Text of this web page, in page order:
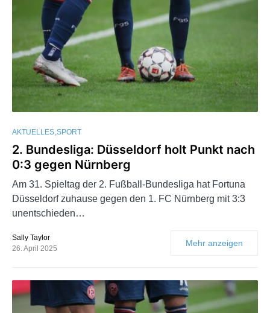
AKTUELLES SPORT
2. Bundesliga: Düsseldorf holt Punkt nach
0:3 gegen Nürnberg
Am 31. Spieltag der 2. Fußball-Bundesliga hat Fortuna
Düsseldorf zuhause gegen den 1. FC Nürnberg mit 3:3
unentschieden…
Sally Taylor
26. April 2025
Mehr anzeigen